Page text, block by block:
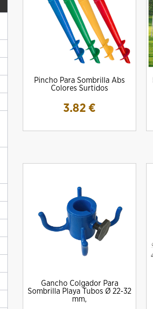
Pincho Para Sombrilla Abs
Colores Surtidos
3.82 €
Gancho Colgador Para
Sombrilla Playa Tubos Ø 22-32
mm,